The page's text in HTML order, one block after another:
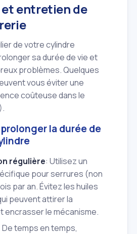
entretien de
de votre cylindre
sa durée de vie et
problèmes. Quelques
vous éviter une
coûteuse dans le
la durée de
régulière: Utilisez un
pour serrures (non
par an. Évitez les huiles
peuvent attirer la
encrasser le mécanisme.
De temps en temps,